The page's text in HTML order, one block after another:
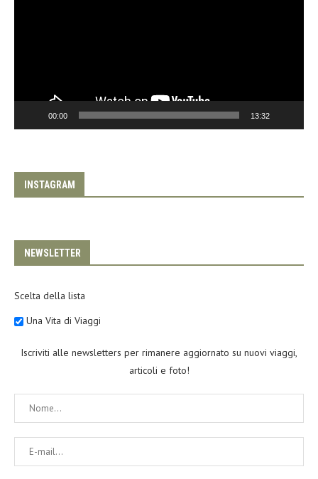
00:00 13:32
INSTAGRAM
NEWSLETTER
Scelta della lista
Una Vita di Viaggi
Iscriviti alle newsletters per rimanere aggiornato su nuovi viaggi,
articoli e foto!